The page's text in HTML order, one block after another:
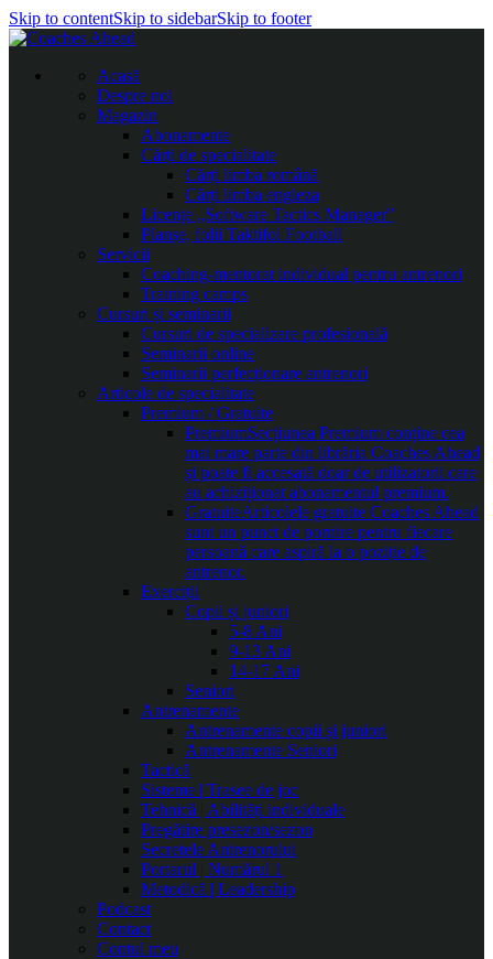
Skip to contentSkip to sidebarSkip to footer
Acasă
Despre noi
Magazin
Abonamente
Cărți de specialitate
Cărți limba română
Cărți limba engleza
Licențe „Software Tactics Manager”
Planșe, folii Taktifol Football
Servicii
Coaching-mentorat individual pentru antrenori
Training camps
Cursuri și seminarii
Cursuri de specializare profesională
Seminarii online
Seminarii perfecționare antrenori
Articole de specialitate
Premium / Gratuite
PremiumSecțiunea Premium conține cea
mai mare parte din librăria Coaches Ahead
și poate fi accesată doar de utilizatorii care
au achiziționat abonamentul premium.
GratuiteArticolele gratuite Coaches Ahead
sunt un punct de pornire pentru fiecare
persoană care aspiră la o poziție de
antrenor.
Exerciții
Copii și juniori
5-8 Ani
9-13 Ani
14-17 Ani
Seniori
Antrenamente
Antrenamente copii și juniori
Antrenamente Seniori
Tactică
Sisteme | Trasee de joc
Tehnică | Abilități individuale
Pregătire presezon/sezon
Secretele Antrenorului
Portarul | Numărul 1
Metodică | Leadership
Podcast
Contact
Contul meu